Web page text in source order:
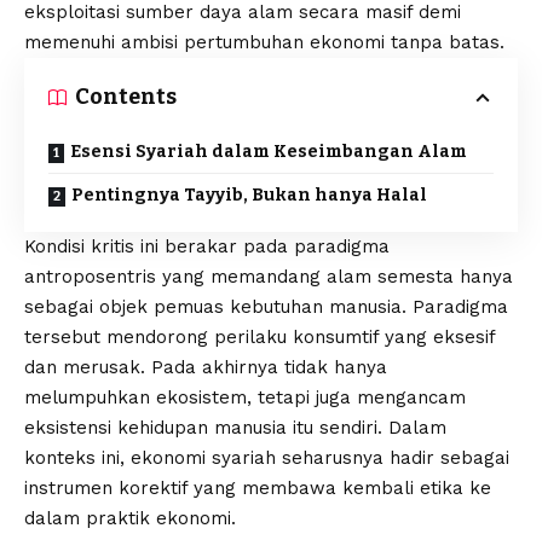
eksploitasi sumber daya alam secara masif demi
memenuhi ambisi pertumbuhan ekonomi tanpa batas.
Contents
Esensi Syariah dalam Keseimbangan Alam
Pentingnya Tayyib, Bukan hanya Halal
Kondisi kritis ini berakar pada paradigma
antroposentris yang memandang alam semesta hanya
sebagai objek pemuas kebutuhan manusia. Paradigma
tersebut mendorong perilaku konsumtif yang eksesif
dan merusak. Pada akhirnya tidak hanya
melumpuhkan ekosistem, tetapi juga mengancam
eksistensi kehidupan manusia itu sendiri. Dalam
konteks ini, ekonomi syariah seharusnya hadir sebagai
instrumen korektif yang membawa kembali etika ke
dalam praktik ekonomi.